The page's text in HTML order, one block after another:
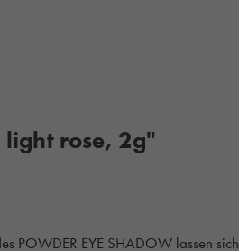
rose, 2g"
POWDER EYE SHADOW lassen sich